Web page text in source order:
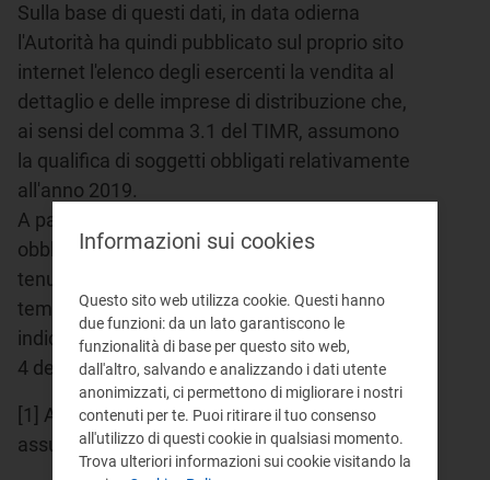
Sulla base di questi dati, in data odierna
l'Autorità ha quindi pubblicato sul proprio sito
internet l'elenco degli esercenti la vendita al
dettaglio e delle imprese di distribuzione che,
ai sensi del comma 3.1 del TIMR, assumono
la qualifica di soggetti obbligati relativamente
all'anno 2019.
A partire dall'1 gennaio 2019, i soggetti
obbligati di cui al precedente elenco sono
tenuti a fornire i dati di base, con frequenza
temporale, entro i termini e con le modalità
indicati nelleschede tecnichedi cui all'articolo
4 del TIMR.
[1] Ai sensi del comma 3.1 del TIMR,
assumono la qualifica di soggetti obbligati:
Informazioni sui cookies
Questo sito web utilizza cookie. Questi hanno
due funzioni: da un lato garantiscono le
funzionalità di base per questo sito web,
dall'altro, salvando e analizzando i dati utente
anonimizzati, ci permettono di migliorare i nostri
contenuti per te. Puoi ritirare il tuo consenso
all'utilizzo di questi cookie in qualsiasi momento.
Trova ulteriori informazioni sui cookie visitando la